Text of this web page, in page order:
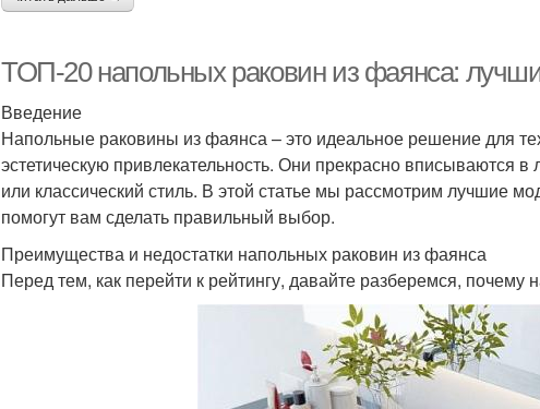
ТОП-20 напольных раковин из фаянса:
Введение
Напольные раковины из фаянса – это идеальное решение для
эстетическую привлекательность. Они прекрасно вписываются
или классический стиль. В этой статье мы рассмотрим лучшие
помогут вам сделать правильный выбор.
Преимущества и недостатки напольных раковин из фаянса
Перед тем, как перейти к рейтингу, давайте разберемся,